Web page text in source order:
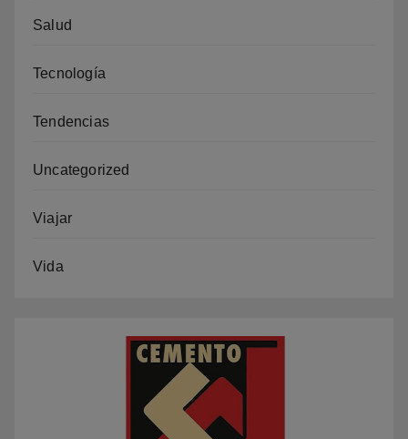
Salud
Tecnología
Tendencias
Uncategorized
Viajar
Vida